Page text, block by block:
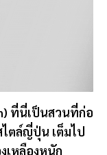
เพียงกด Like